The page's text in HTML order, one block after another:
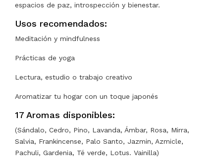
espacios de paz, introspección y bienestar.
Usos recomendados:
Meditación y mindfulness
Prácticas de yoga
Lectura, estudio o trabajo creativo
Aromatizar tu hogar con un toque japonés
17 Aromas disponibles:
(Sándalo, Cedro, Pino, Lavanda, Ámbar, Rosa, Mirra,
Salvia, Frankincense, Palo Santo, Jazmin, Azmicle,
Pachuli, Gardenia, Té verde, Lotus. Vainilla)